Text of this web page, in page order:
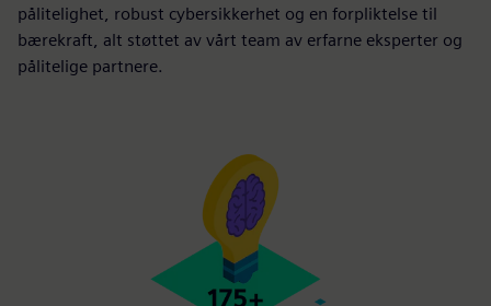
pålitelighet, robust cybersikkerhet og en forpliktelse til
bærekraft, alt støttet av vårt team av erfarne eksperter og
pålitelige partnere.